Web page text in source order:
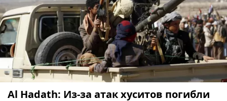
Al Hadath: Из-за атак хуситов погибли